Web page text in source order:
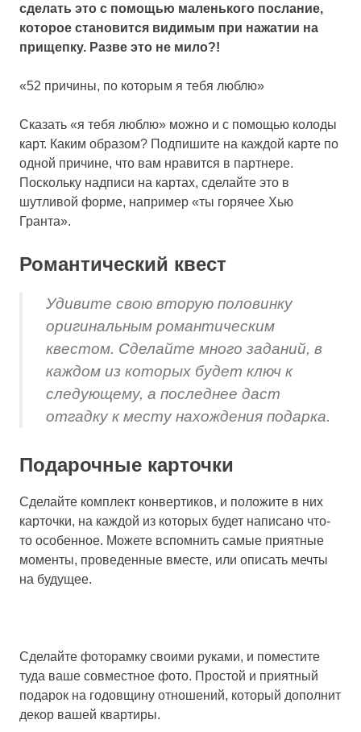
сделать это с помощью маленького послание,
которое становится видимым при нажатии на
прищепку. Разве это не мило?!
«52 причины, по которым я тебя люблю»
Сказать «я тебя люблю» можно и с помощью колоды
карт. Каким образом? Подпишите на каждой карте по
одной причине, что вам нравится в партнере.
Поскольку надписи на картах, сделайте это в
шутливой форме, например «ты горячее Хью
Гранта».
Романтический квест
Удивите свою вторую половинку
оригинальным романтическим
квестом. Сделайте много заданий, в
каждом из которых будет ключ к
следующему, а последнее даст
отгадку к месту нахождения подарка.
Подарочные карточки
Сделайте комплект конвертиков, и положите в них
карточки, на каждой из которых будет написано что-
то особенное. Можете вспомнить самые приятные
моменты, проведенные вместе, или описать мечты
на будущее.
Сделайте фоторамку своими руками, и поместите
туда ваше совместное фото. Простой и приятный
подарок на годовщину отношений, который дополнит
декор вашей квартиры.